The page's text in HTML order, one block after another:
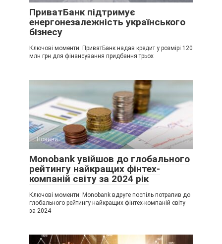
ПриватБанк підтримує
енергонезалежність українського
бізнесу
Ключові моменти: ПриватБанк надав кредит у розмірі 120
млн грн для фінансування придбання трьох
Новини
Monobank увійшов до глобального
рейтингу найкращих фінтех-
компаній світу за 2024 рік
Ключові моменти: Monobank вдруге поспіль потрапив до
глобального рейтингу найкращих фінтех-компаній світу
за 2024